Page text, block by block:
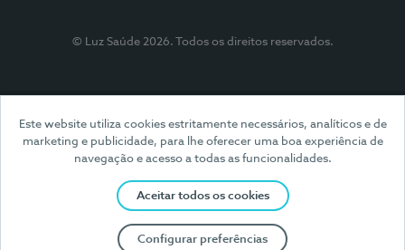
Este website utiliza cookies estritamente necessários, analíticos e de
marketing e publicidade, para lhe oferecer uma boa experiência de
navegação e acesso a todas as funcionalidades.
Aceitar todos os cookies
Configurar preferências
© Luz Saúde 2026. Todos os direitos reservados.